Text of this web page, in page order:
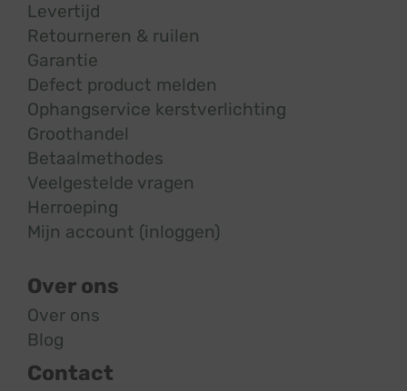
Levertijd
Retourneren & ruilen
Garantie
Defect product melden
Ophangservice kerstverlichting
Groothandel
Betaalmethodes
Veelgestelde vragen
Herroeping
Mijn account (inloggen)
Over ons
Over ons
Blog
Contact